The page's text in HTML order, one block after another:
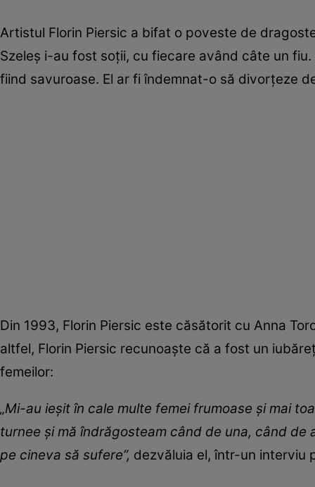
Artistul Florin Piersic a bifat o poveste de
Szeleș i-au fost soții, cu fiecare având câte un
fiind savuroase. El ar fi îndemnat-o să divorțeze
Din 1993, Florin Piersic este căsătorit cu Anna
altfel, Florin Piersic recunoaște că a fost un
femeilor:
„Mi-au ieșit în cale multe femei frumoase și mai
turnee şi mă îndrăgosteam când de una, când
pe cineva să sufere”, dezvăluia el, într-un interviu